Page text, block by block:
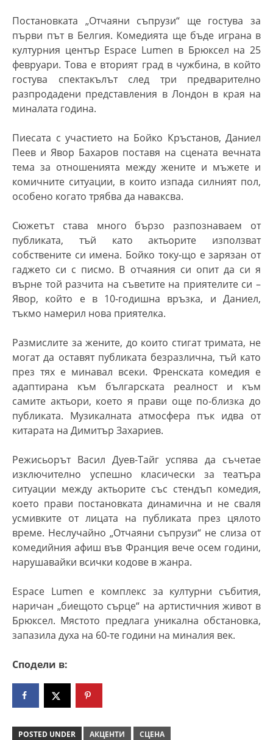
Постановката „Отчаяни съпрузи“ ще гостува за
първи път в Белгия. Комедията ще бъде играна в
културния център Espace Lumen в Брюксел на 25
февруари. Това е вторият град в чужбина, в който
гостува спектакълът след три предварително
разпродадени представления в Лондон в края на
миналата година.
Пиесата с участието на Бойко Кръстанов, Даниел
Пеев и Явор Бахаров поставя на сцената вечната
тема за отношенията между жените и мъжете и
комичните ситуации, в които изпада силният пол,
особено когато трябва да наваксва.
Сюжетът става много бързо разпознаваем от
публиката, тъй като актьорите използват
собствените си имена. Бойко току-що е зарязан от
гаджето си с писмо. В отчаяния си опит да си я
върне той разчита на съветите на приятелите си –
Явор, който е в 10-годишна връзка, и Даниел,
тъкмо намерил нова приятелка.
Размислите за жените, до които стигат тримата, не
могат да оставят публиката безразлична, тъй като
през тях е минавал всеки. Френската комедия е
адаптирана към българската реалност и към
самите актьори, което я прави още по-близка до
публиката. Музикалната атмосфера пък идва от
китарата на Димитър Захариев.
Режисьорът Васил Дуев-Тайг успява да съчетае
изключително успешно класически за театъра
ситуации между актьорите със стендъп комедия,
което прави постановката динамична и не сваля
усмивките от лицата на публиката през цялото
време. Неслучайно „Отчаяни съпрузи“ не слиза от
комедийния афиш във Франция вече осем години,
нарушавайки всички кодове в жанра.
Espace Lumen е комплекс за културни събития,
наричан „биещото сърце“ на артистичния живот в
Брюксел. Мястото предлага уникална обстановка,
запазила духа на 60-те години на миналия век.
Сподели в:
POSTED UNDER АКЦЕНТИ
СЦЕНА